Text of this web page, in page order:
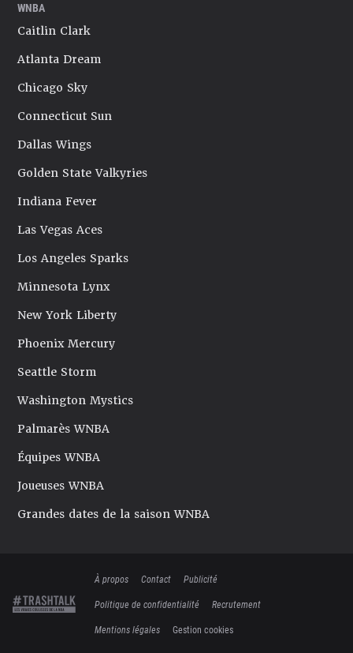
WNBA
Caitlin Clark
Atlanta Dream
Chicago Sky
Connecticut Sun
Dallas Wings
Golden State Valkyries
Indiana Fever
Las Vegas Aces
Los Angeles Sparks
Minnesota Lynx
New York Liberty
Phoenix Mercury
Seattle Storm
Washington Mystics
Palmarès WNBA
Équipes WNBA
Joueuses WNBA
Grandes dates de la saison WNBA
À propos Contact
Publicité
Politique de confidentialité
Recrutement
Mentions légales
Gestion cookies